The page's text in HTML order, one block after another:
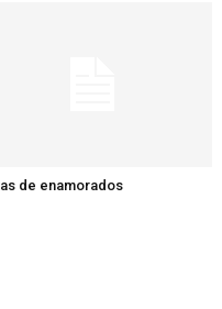
de enamorados